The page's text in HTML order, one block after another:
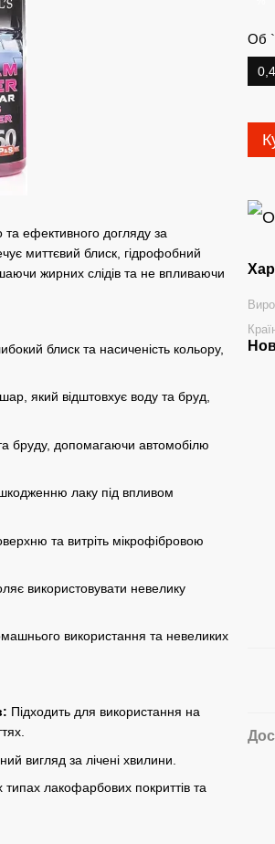
ефективного догляду за
миттєвий блиск, гідрофобний
жирних слідів та не впливаючи
блиск та насиченість кольору,
який відштовхує воду та бруд,
бруду, допомагаючи автомобілю
лаку під впливом
та витріть мікрофібровою
використовувати невелику
використання та невеликих
Підходить для використання на
вигляд за лічені хвилини.
типах лакофарбових покриттів та
Об